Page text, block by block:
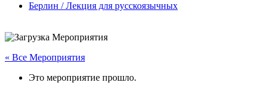
Берлин / Лекция для русскоязычных
« Все Мероприятия
Это мероприятие прошло.